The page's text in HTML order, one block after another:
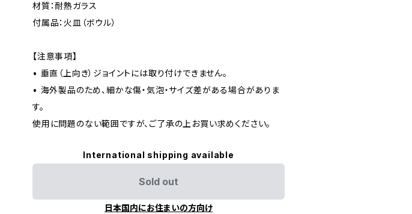
材質：耐熱ガラス
付属品：火皿（ボウル）
【注意事項】
• 垂直（上向き）ジョイントには取り付けできません。
• 海外製品のため、細かな傷・気泡・サイズ差がある場合がありま
す。
使用に問題のない範囲ですが、ご了承の上お買い求めください。
International shipping available
Sold out
日本国内にお住まいの方向け